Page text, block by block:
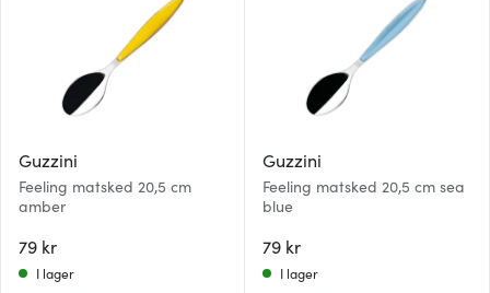
Guzzini
Feeling matsked 20,5 cm
amber
79 kr
I lager
Guzzini
Feeling matsked 20,5 cm sea
blue
79 kr
I lager